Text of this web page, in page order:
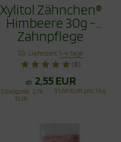
Xylitol Zähnchen®
Himbeere 30g -
Zahnpflege
Bonbons
Lieferzeit:1-4 Tage
(8)
ab 2,55 EUR
Stückpreis 2,75
EUR
91,66 EUR pro 1 kg